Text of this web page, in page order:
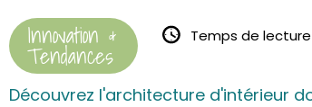
Innovation &
Tendances
Temps de lecture
Découvrez l'architecture d'intérieur